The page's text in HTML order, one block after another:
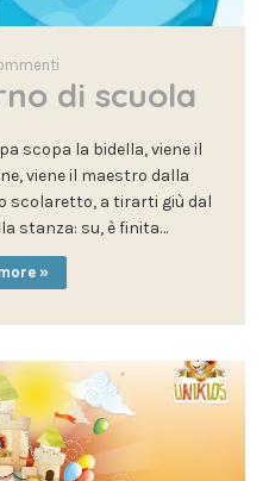
di scuola
scopa la bidella, viene il
viene il maestro dalla
scolaretto, a tirarti giù dal
stanza: su, è finita…
»